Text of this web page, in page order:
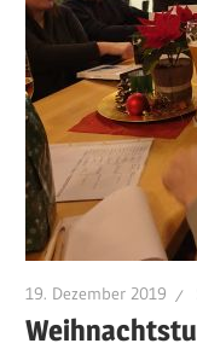
19. Dezember 2019